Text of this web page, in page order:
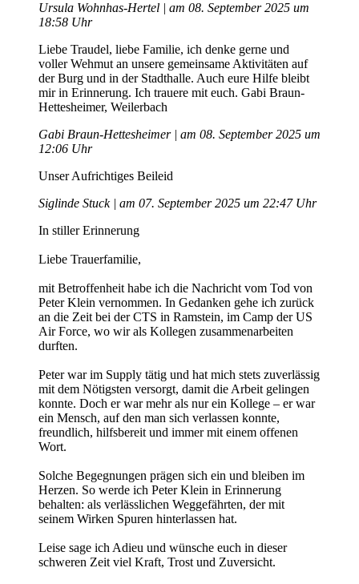
Ursula Wohnhas-Hertel | am 08. September 2025 um
18:58 Uhr
Liebe Traudel, liebe Familie, ich denke gerne und
voller Wehmut an unsere gemeinsame Aktivitäten auf
der Burg und in der Stadthalle. Auch eure Hilfe bleibt
mir in Erinnerung. Ich trauere mit euch. Gabi Braun-
Hettesheimer, Weilerbach
Gabi Braun-Hettesheimer | am 08. September 2025 um
12:06 Uhr
Unser Aufrichtiges Beileid
Siglinde Stuck | am 07. September 2025 um 22:47 Uhr
In stiller Erinnerung
Liebe Trauerfamilie,
mit Betroffenheit habe ich die Nachricht vom Tod von
Peter Klein vernommen. In Gedanken gehe ich zurück
an die Zeit bei der CTS in Ramstein, im Camp der US
Air Force, wo wir als Kollegen zusammenarbeiten
durften.
Peter war im Supply tätig und hat mich stets zuverlässig
mit dem Nötigsten versorgt, damit die Arbeit gelingen
konnte. Doch er war mehr als nur ein Kollege – er war
ein Mensch, auf den man sich verlassen konnte,
freundlich, hilfsbereit und immer mit einem offenen
Wort.
Solche Begegnungen prägen sich ein und bleiben im
Herzen. So werde ich Peter Klein in Erinnerung
behalten: als verlässlichen Weggefährten, der mit
seinem Wirken Spuren hinterlassen hat.
Leise sage ich Adieu und wünsche euch in dieser
schweren Zeit viel Kraft, Trost und Zuversicht.